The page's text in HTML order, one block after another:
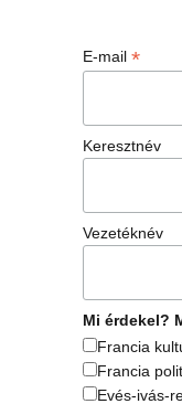
E-mail*
Keresztnév
Vezetéknév
Mi érdekel?
Francia
Francia
Evés-ivás-